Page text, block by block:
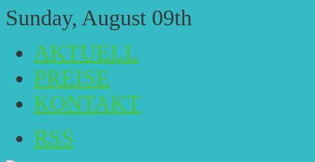
Sunday, August 09th
AKTUELL
PREISE
KONTAKT
RSS